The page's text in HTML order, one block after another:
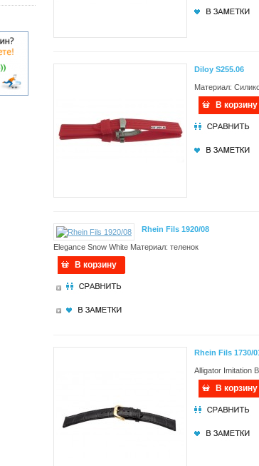
Diloy S255.06
Материал:
В корзину
Rhein Fils 1920/08
Elegance Snow White Материал: теленок
В корзину
Rhein Fils 1730/
Alligator Imitation
В корзину